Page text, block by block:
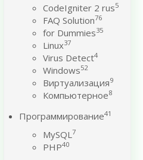
CodeIgniter 2 rus5
FAQ Solution76
for Dummies35
Linux37
Virus Detect4
Windows52
Виртуализация9
Компьютерное8
Программирование41
MySQL7
PHP40